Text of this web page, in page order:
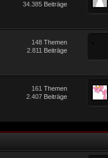
Beiträge
34.385
Themen
148
Beiträge
2.811
Themen
161
Beiträge
2.407